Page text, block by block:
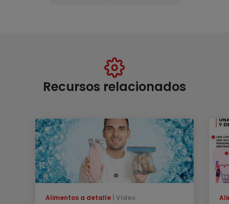
Recursos relacionados
Alimentos a detalle Vídeo